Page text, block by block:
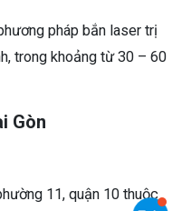
pháp bắn laser trị
trong khoảng từ 30 – 60
Gòn
11, quận 10 thuộc